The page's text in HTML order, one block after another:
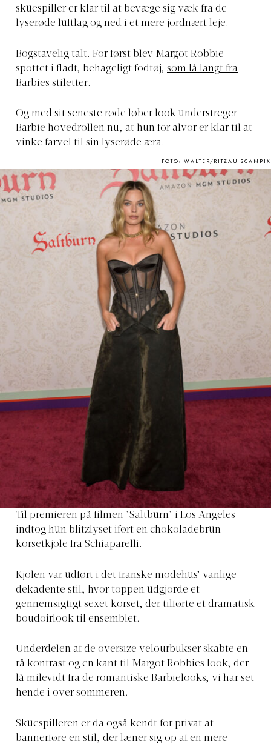
skuespiller er klar til at bevæge sig væk fra de
lyserøde luftlag og ned i et mere jordnært leje.
Bogstavelig talt. For først blev Margot Robbie
spottet i fladt, behageligt fodtøj, som lå langt fra
Barbies stiletter.
Og med sit seneste røde løber look understreger
Barbie hovedrollen nu, at hun for alvor er klar til at
vinke farvel til sin lyserøde æra.
FOTO: WALTER/RITZAU SCANPIX
Til premieren på filmen ’Saltburn’ i Los Angeles
indtog hun blitzlyset iført en chokoladebrun
korsetkjole fra Schiaparelli.
Kjolen var udført i det franske modehus’ vanlige
dekadente stil, hvor toppen udgjorde et
gennemsigtigt sexet korset, der tilførte et dramatisk
boudoirlook til ensemblet.
Underdelen af de oversize velourbukser skabte en
rå kontrast og en kant til Margot Robbies look, der
lå milevidt fra de romantiske Barbielooks, vi har set
hende i over sommeren.
Skuespilleren er da også kendt for privat at
bannerføre en stil, der læner sig op af en mere